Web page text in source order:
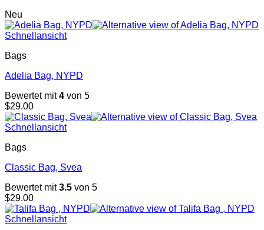
Neu
Schnellansicht
Bags
Adelia Bag, NYPD
Bewertet mit4 von 5
$29.00
Schnellansicht
Bags
Classic Bag, Svea
Bewertet mit3.5 von 5
$29.00
Schnellansicht